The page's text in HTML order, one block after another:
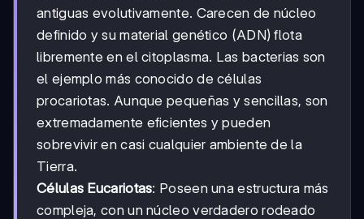
antiguas evolutivamente. Carecen de núcleo
definido y su material genético (ADN) flota
libremente en el citoplasma. Las bacterias son
el ejemplo más conocido de células
procariotas. Aunque pequeñas y sencillas, son
extremadamente eficientes y pueden
sobrevivir en casi cualquier ambiente de la
Tierra.
Células Eucariotas: Poseen una estructura más
compleja, con un núcleo verdadero rodeado